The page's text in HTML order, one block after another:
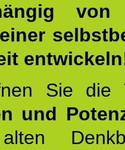
von
Sie
und